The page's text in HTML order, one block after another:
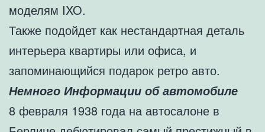
моделям IXO.
Также подойдет как нестандартная деталь
интерьера квартиры или офиса, и
запоминающийся подарок ретро авто.
Немного Информации об автомобиле
8 февраля 1938 года на автосалоне в